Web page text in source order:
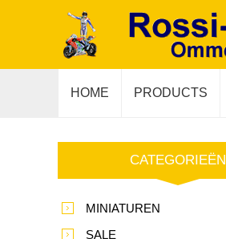
HOME PRODUCTS
CATEGORIEËN
MINIATUREN
SALE